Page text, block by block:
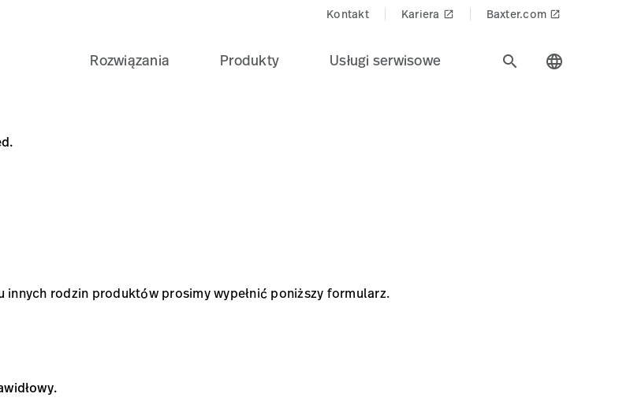
Kontakt Kariera launch Baxter.com launch
Rozwiązania Produkty Usługi serwisowe search language
innych rodzin produktów prosimy wypełnić poniższy formularz.